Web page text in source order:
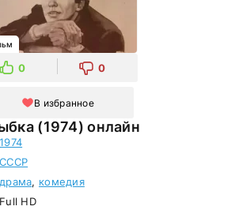
Какая у вас улыбка (1974) онлайн
0 0
В избранное
1974
СССР
драма, комедия
Full HD